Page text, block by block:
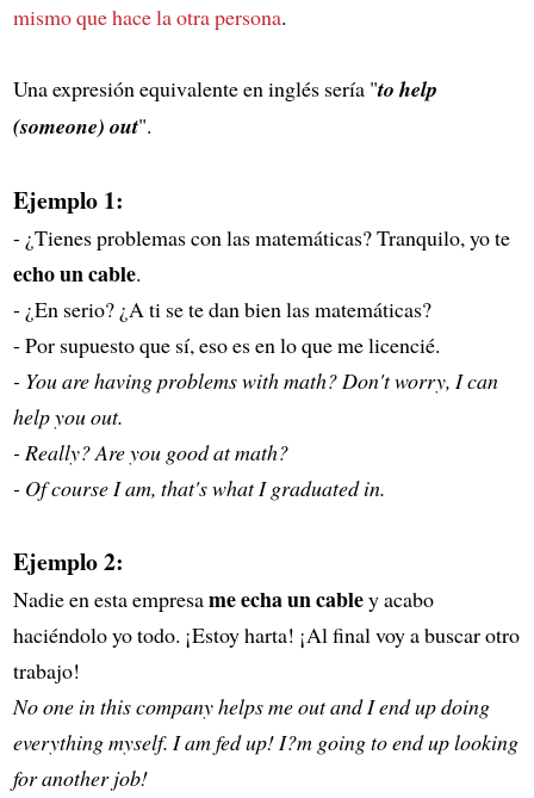
mismo que hace la otra persona.
Una expresión equivalente en inglés sería "to help
(someone) out".
Ejemplo 1:
- ¿Tienes problemas con las matemáticas? Tranquilo, yo te
echo un cable.
- ¿En serio? ¿A ti se te dan bien las matemáticas?
- Por supuesto que sí, eso es en lo que me licencié.
- You are having problems with math? Don't worry, I can
help you out.
- Really? Are you good at math?
- Of course I am, that's what I graduated in.
Ejemplo 2:
Nadie en esta empresame echa un cabley acabo
haciéndolo yo todo. ¡Estoy harta! ¡Al final voy a buscar otro
trabajo!
No one in this company helps me out and I end up doing
everything myself. I am fed up! I?m going to end up looking
for another job!